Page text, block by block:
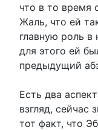
что в то время
Жаль, что ей
главную роль
для этого ей
предыдущий
Есть два
взгляд, сейчас
тот факт, что